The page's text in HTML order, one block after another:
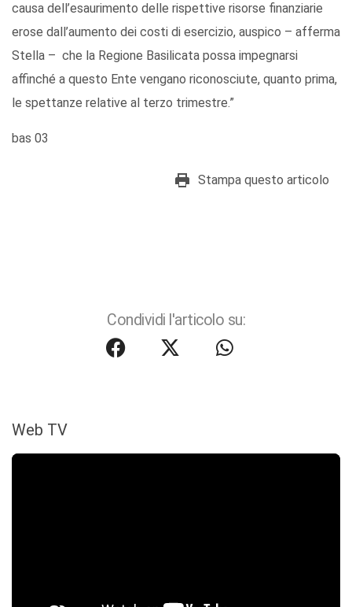
causa dell’esaurimento delle rispettive risorse finanziarie
erose dall’aumento dei costi di esercizio, auspico – afferma
Stella – che la Regione Basilicata possa impegnarsi
affinché a questo Ente vengano riconosciute, quanto prima,
le spettanze relative al terzo trimestre.”
bas 03
Stampa questo articolo
Condividi l'articolo su:
Web TV